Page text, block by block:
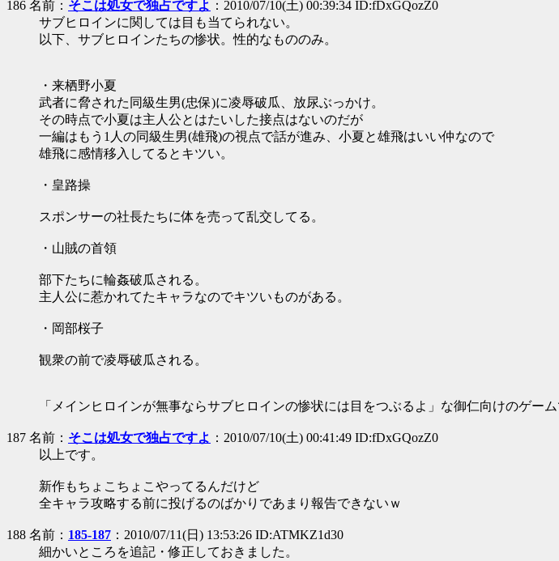
186 名前： そこは処女で独占ですよ ：2010/07/10(土) 00:39:34 ID:fDxGQozZ0
サブヒロインに関しては目も当てられない。
以下、サブヒロインたちの惨状。性的なもののみ。
・来栖野小夏
武者に脅された同級生男(忠保)に凌辱破瓜、放尿ぶっかけ。
その時点で小夏は主人公とはたいした接点はないのだが
一編はもう1人の同級生男(雄飛)の視点で話が進み、小夏と雄飛はいい仲なので
雄飛に感情移入してるとキツい。
・皇路操
スポンサーの社長たちに体を売って乱交してる。
・山賊の首領
部下たちに輪姦破瓜される。
主人公に惹かれてたキャラなのでキツいものがある。
・岡部桜子
観衆の前で凌辱破瓜される。
「メインヒロインが無事ならサブヒロインの惨状には目をつぶるよ」な御仁向けのゲーム
187 名前： そこは処女で独占ですよ ：2010/07/10(土) 00:41:49 ID:fDxGQozZ0
以上です。
新作もちょこちょこやってるんだけど
全キャラ攻略する前に投げるのばかりであまり報告できないｗ
188 名前： 185-187 ：2010/07/11(日) 13:53:26 ID:ATMKZ1d30
細かいところを追記・修正しておきました。